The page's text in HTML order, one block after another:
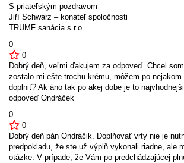
S priateľským pozdravom
Jiří Schwarz – konateľ spoločnosti
TRUMF sanácia s.r.o.
0
0
Dobrý deň, veľmi ďakujem za odpoveď. Chcel
zostalo mi ešte trochu krému, môžem po
doplniť? Ak áno tak po akej dobe je to
odpoveď Ondráček
0
0
Dobrý deň pán Ondráčik. Doplňovať vrty nie je
predpokladu, že ste už výplň vykonali riadne, ale
otázke. V prípade, že Vám po predchádzajúcej